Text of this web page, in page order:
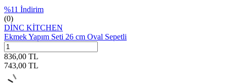
%11 İndirim
(0)
DİNC KİTCHEN
Ekmek Yapım Seti 26 cm Oval Sepetli
836,00 TL
743,00 TL